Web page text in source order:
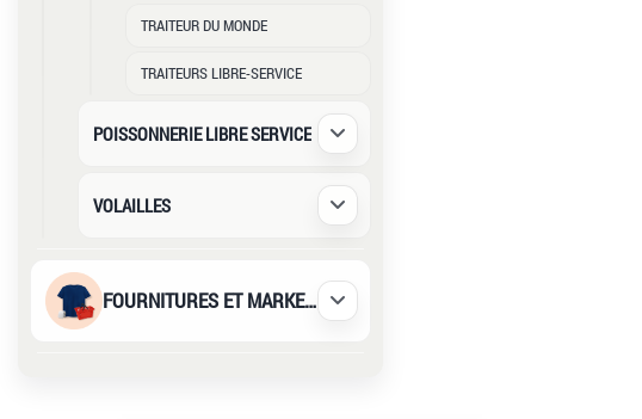
TRAITEUR DU MONDE
TRAITEURS LIBRE-SERVICE
POISSONNERIE LIBRE SERVICE Déplier / Replier
VOLAILLES Déplier / Replier
FOURNITURES ET MARKETING Déplier / Replier